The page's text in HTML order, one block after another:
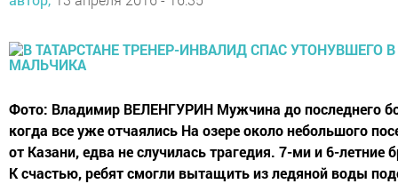
Фото: Владимир ВЕЛЕНГУРИН Мужчина до последнего
когда все уже отчаялись На озере около небольшого
от Казани, едва не случилась трагедия. 7-ми и 6-летние
К счастью, ребят смогли вытащить из ледяной воды